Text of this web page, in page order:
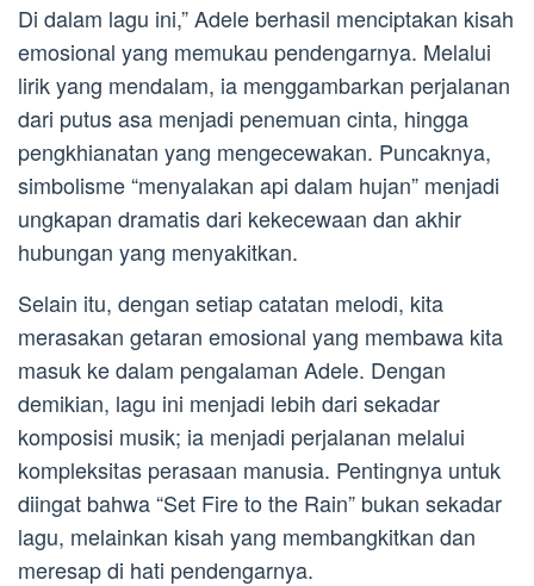
Di dalam lagu ini,” Adele berhasil menciptakan kisah
emosional yang memukau pendengarnya. Melalui
lirik yang mendalam, ia menggambarkan perjalanan
dari putus asa menjadi penemuan cinta, hingga
pengkhianatan yang mengecewakan. Puncaknya,
simbolisme “menyalakan api dalam hujan” menjadi
ungkapan dramatis dari kekecewaan dan akhir
hubungan yang menyakitkan.
Selain itu, dengan setiap catatan melodi, kita
merasakan getaran emosional yang membawa kita
masuk ke dalam pengalaman Adele. Dengan
demikian, lagu ini menjadi lebih dari sekadar
komposisi musik; ia menjadi perjalanan melalui
kompleksitas perasaan manusia. Pentingnya untuk
diingat bahwa “Set Fire to the Rain” bukan sekadar
lagu, melainkan kisah yang membangkitkan dan
meresap di hati pendengarnya.